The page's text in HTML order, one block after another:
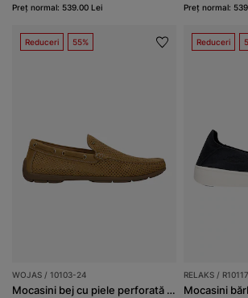
Preț normal: 539.00 Lei
Preț normal:
Reduceri 55%
WOJAS / 10103-24
Mocasini bej cu piele perforată bărbați
Reduceri
RELAKS /